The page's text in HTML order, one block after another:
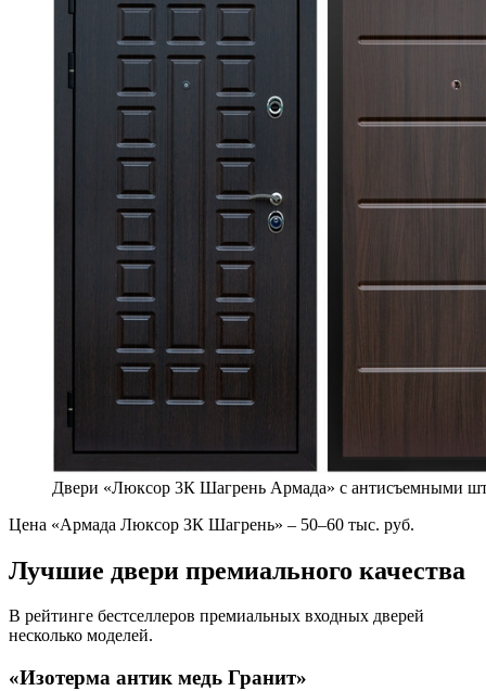
Двери «Люксор 3К Шагрень Армада» с антисъемными
Цена «Армада Люксор ЗК Шагрень» – 50–60 тыс. руб.
Лучшие двери премиального качества
В рейтинге бестселлеров премиальных входных дверей
несколько моделей.
«Изотерма антик медь Гранит»